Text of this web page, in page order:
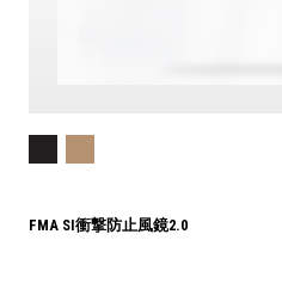
FMA SI衝撃防止風鏡2.0